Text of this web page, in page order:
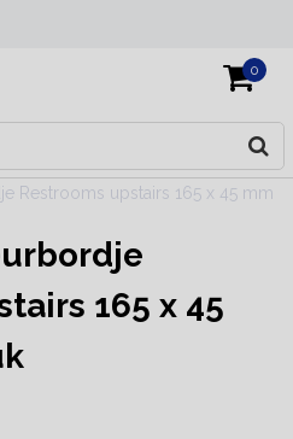
0
Restrooms upstairs 165 x 45 mm
165 x 45